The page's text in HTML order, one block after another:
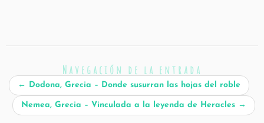
Navegación de la entrada
← Dodona, Grecia – Donde susurran las hojas del roble
Nemea, Grecia – Vinculada a la leyenda de Heracles →